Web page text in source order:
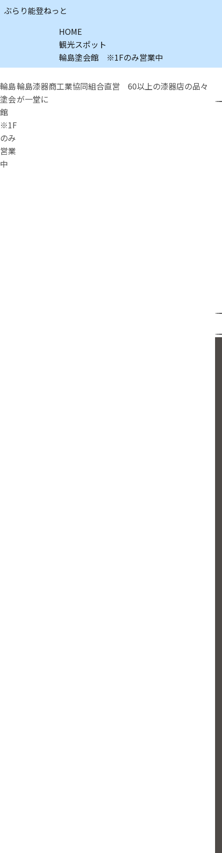
ぶらり能登ねっと
HOME
観光スポット
輪島塗会館 ※1Fのみ営業中
輪島
塗会
館
※1F
のみ
営業
中
輪島漆器商工業協同組合直営 60以上の漆器店の品々
が一堂に